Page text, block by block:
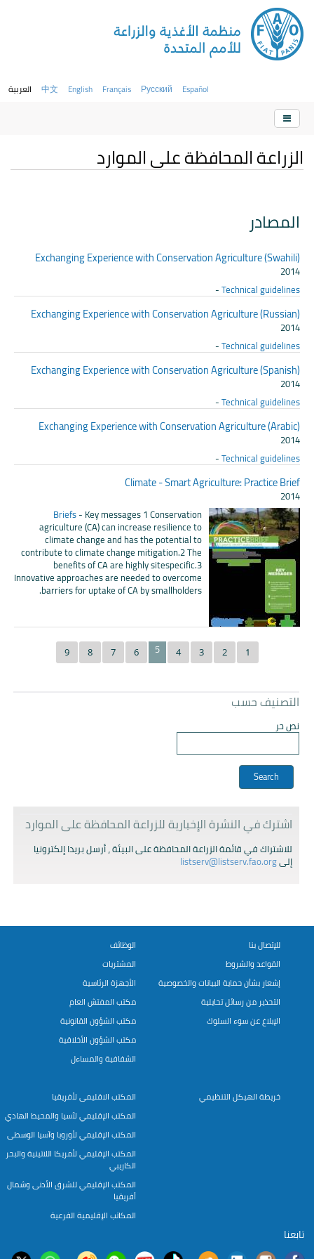
العربية 中文 English Français Русский Español
الزراعة المحافظة على الموارد
المصادر
Exchanging Experience with Conservation Agriculture (Swahili)
2014
Technical guidelines
-
Exchanging Experience with Conservation Agriculture (Russian)
2014
Technical guidelines
-
Exchanging Experience with Conservation Agriculture (Spanish)
2014
Technical guidelines
-
Exchanging Experience with Conservation Agriculture (Arabic)
2014
Technical guidelines
-
Climate - Smart Agriculture: Practice Brief
2014
Briefs- Key messages 1 Conservation
agriculture (CA) can increase resilience to
climate change and has the potential to
contribute to climate change mitigation.2 The
benefits of CA are highly sitespecific.3
Innovative approaches are needed to overcome
barriers for uptake of CA by smallholders.
1
2
3
4
5
6
7
8
9
التصنيف حسب
نص حر
اشترك في النشرة الإخبارية للزراعة المحافظة على الموارد
للاشتراك في قائمة الزراعة المحافظة على البيئة ، أرسل بريدا إلكترونيا
إلىlistserv@listserv.fao.org
الوظائف
المشتريات
الأجهزة الرئاسية
مكتب المفتش العام
مكتب الشؤون القانونية
مكتب الشؤون الأخلاقية
الشفافية والمساءل
للإتصال بنا
القواعد والشروط
إشعار بشأن حماية البيانات والخصوصية
التحذير من رسائل تحايلية
الإبلاغ عن سوء السلوك
المكتب الاقليمى لأفريقيا
المكتب الإقليمي لآسيا والمحيط الهادي
المكتب الإقليمي لأوروبا وآسيا الوسطى
المكتب الإقليمي لأمريكا اللاتينية والبحر
الكاريبي
المكتب الإقليمي للشرق الأدنى وشمال
أفريقيا
المكاتب الإقليمية الفرعية
خريطة الهيكل التنظيمي
تابعنا